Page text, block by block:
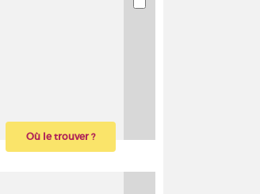
Où le trouver ?